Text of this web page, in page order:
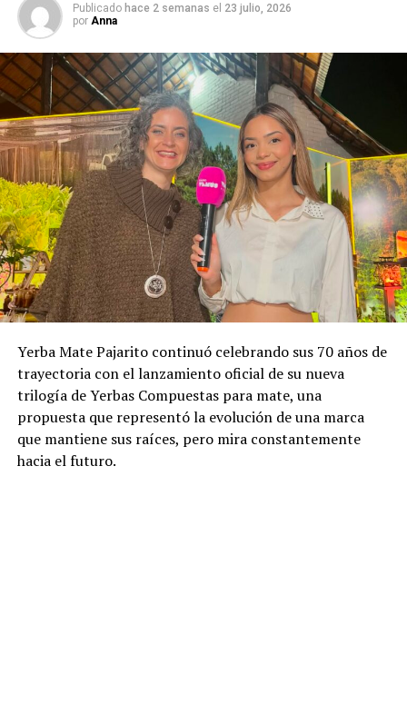
Publicado hace 2 semanas el 23 julio, 2026
por Anna
Yerba Mate Pajarito continuó celebrando sus 70 años de
trayectoria con el lanzamiento oficial de su nueva
trilogía de Yerbas Compuestas para mate, una
propuesta que representó la evolución de una marca
que mantiene sus raíces, pero mira constantemente
hacia el futuro.